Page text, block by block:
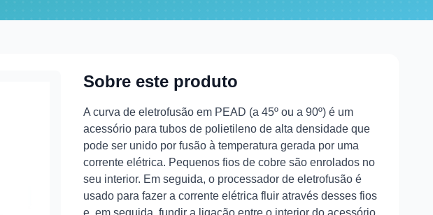
Sobre este produto
A curva de eletrofusão em PEAD (a 45º ou a 90º) é um
acessório para tubos de polietileno de alta densidade que
pode ser unido por fusão à temperatura gerada por uma
corrente elétrica. Pequenos fios de cobre são enrolados no
seu interior. Em seguida, o processador de eletrofusão é
usado para fazer a corrente elétrica fluir através desses fios
e, em seguida, fundir a ligação entre o interior do acessório